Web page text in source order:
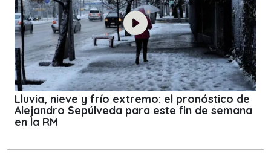
Lluvia, nieve y frío extremo: el pronóstico de
Alejandro Sepúlveda para este fin de semana
en la RM